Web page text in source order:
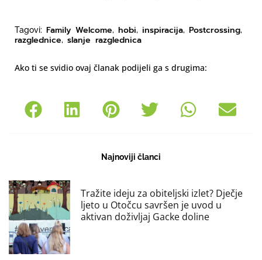
Tagovi: Family Welcome, hobi, inspiracija, Postcrossing,
razglednice, slanje razglednica
Ako ti se svidio ovaj članak podijeli ga s drugima:
Najnoviji članci
Tražite ideju za obiteljski izlet? Dječje
ljeto u Otočcu savršen je uvod u
aktivan doživljaj Gacke doline